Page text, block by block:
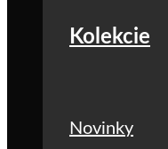
Kolekcie
Novinky